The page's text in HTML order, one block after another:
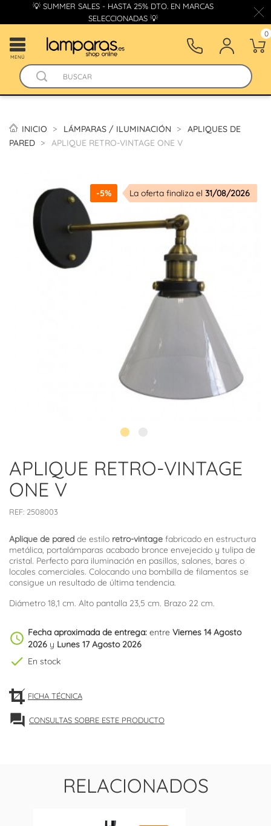
💡 SUMMER SALES - HASTA 25% DTO. EN MARCAS
SELECCIONADAS 💡
MENÚ
0
INICIO LÁMPARAS / ILUMINACIÓN
APLIQUES DE
PARED
APLIQUE RETRO-VINTAGE ONE V
-5% La oferta finaliza el 31/08/2026
APLIQUE RETRO-VINTAGE
ONE V
REF: 2508003
Aplique de pared de estilo retro-vintage fabricado en estructura
metálica, portalámparas acabado bronce envejecido y tulipa de
cristal. Perfecto para iluminación en pasillos, salones, bares o
locales comerciales. Colocando una bombilla de filamentos se
consigue un resultado de última tendencia.
Diámetro 18,1 cm. Alto pantalla 23,5 cm. Brazo 22 cm.
schedule Fecha aproximada de entrega: entre Viernes 14 Agosto
2026 y Lunes 17 Agosto 2026
check En stock
FICHA TÉCNICA
forum CONSULTAS SOBRE ESTE PRODUCTO
RELACIONADOS